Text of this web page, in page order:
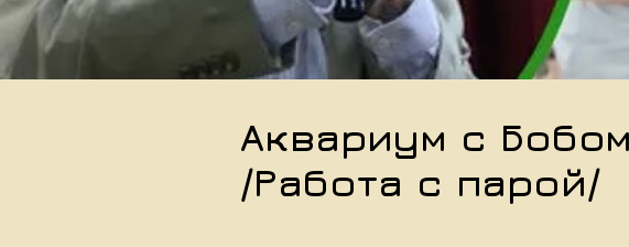
Аквариум с
/Работа с парой/